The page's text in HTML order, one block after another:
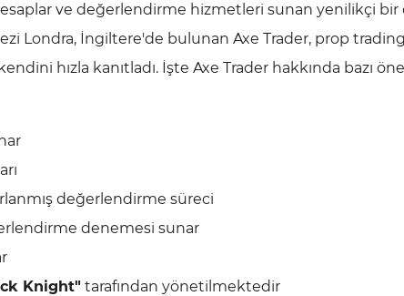
ve değerlendirme hizmetleri sunan yenilikçi bir
Londra, İngiltere'de bulunan Axe Trader, prop trading
hızla kanıtladı. İşte Axe Trader hakkında bazı
değerlendirme süreci
denemesi sunar
Knight" tarafından yönetilmektedir